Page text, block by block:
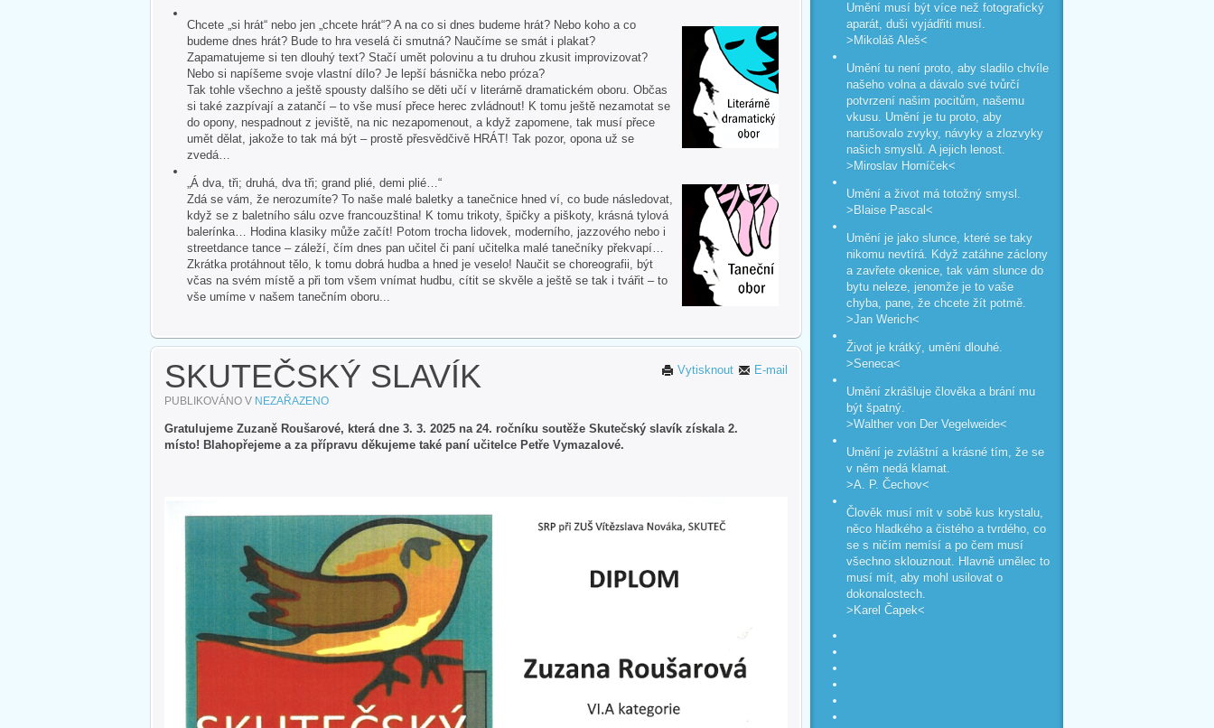
Chcete „si hrát“ nebo jen „chcete hrát“? A na co si dnes budeme hrát? Nebo koho a co
budeme dnes hrát? Bude to hra veselá či smutná? Naučíme se smát i plakat?
Zapamatujeme si ten dlouhý text? Stačí umět polovinu a tu druhou zkusit improvizovat?
Nebo si napíšeme svoje vlastní dílo? Je lepší básnička nebo próza?
Tak tohle všechno a ještě spousty dalšího se děti učí v literárně dramatickém oboru. Občas
si také zazpívají a zatančí – to vše musí přece herec zvládnout! K tomu ještě nezamotat se
do opony, nespadnout z jeviště, na nic nezapomenout, a když zapomene, tak musí přece
umět dělat, jakože to tak má být – prostě přesvědčivě HRÁT! Tak pozor, opona už se
zvedá…
„Á dva, tři; druhá, dva tři; grand plié, demi plié…“
Zdá se vám, že nerozumíte? To naše malé baletky a tanečnice hned ví, co bude následovat,
když se z baletního sálu ozve francouzština! K tomu trikoty, špičky a piškoty, krásná tylová
balerínka… Hodina klasiky může začít! Potom trocha lidovek, moderního, jazzového nebo i
streetdance tance – záleží, čím dnes pan učitel či paní učitelka malé tanečníky překvapí…
Zkrátka protáhnout tělo, k tomu dobrá hudba a hned je veselo! Naučit se choreografii, být
včas na svém místě a při tom všem vnímat hudbu, cítit se skvěle a ještě se tak i tvářit – to
vše umíme v našem tanečním oboru...
E-mail
Vytisknout
SKUTEČSKÝ SLAVÍK
PUBLIKOVÁNO V NEZAŘAZENO
Gratulujeme Zuzaně Roušarové, která dne 3. 3. 2025 na 24. ročníku soutěže Skutečský slavík získala 2.
místo! Blahopřejeme a za přípravu děkujeme také paní učitelce Petře Vymazalové.
Umění musí být více než fotografický
aparát, duši vyjádřiti musí.
>Mikoláš Aleš<
Umění tu není proto, aby sladilo chvíle
našeho volna a dávalo své tvůrčí
potvrzení našim pocitům, našemu
vkusu. Umění je tu proto, aby
narušovalo zvyky, návyky a zlozvyky
našich smyslů. A jejich lenost.
>Miroslav Horníček<
Umění a život má totožný smysl.
>Blaise Pascal<
Umění je jako slunce, které se taky
nikomu nevtírá. Když zatáhne záclony
a zavřete okenice, tak vám slunce do
bytu neleze, jenomže je to vaše
chyba, pane, že chcete žít potmě.
>Jan Werich<
Život je krátký, umění dlouhé.
>Seneca<
Umění zkrášluje člověka a brání mu
být špatný.
>Walther von Der Vegelweide<
Umění je zvláštní a krásné tím, že se
v něm nedá klamat.
>A. P. Čechov<
Člověk musí mít v sobě kus krystalu,
něco hladkého a čistého a tvrdého, co
se s ničím nemísí a po čem musí
všechno sklouznout. Hlavně umělec to
musí mít, aby mohl usilovat o
dokonalostech.
>Karel Čapek<